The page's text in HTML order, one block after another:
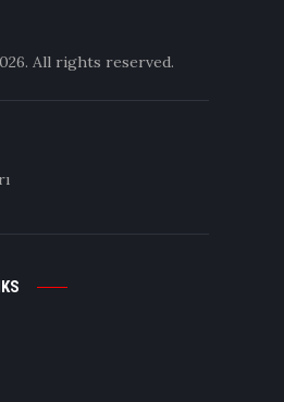
All rights reserved.